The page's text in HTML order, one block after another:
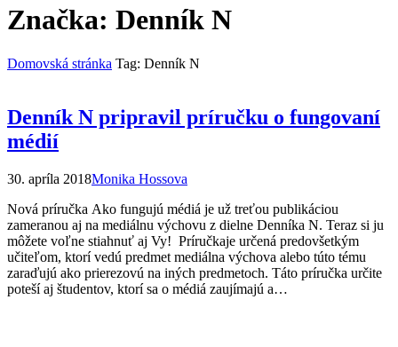
Značka: Denník N
Domovská stránka Tag: Denník N
Denník N pripravil príručku o fungovaní
médií
30. apríla 2018Monika Hossova
Nová príručka Ako fungujú médiá je už treťou publikáciou
zameranou aj na mediálnu výchovu z dielne Denníka N. Teraz si ju
môžete voľne stiahnuť aj Vy! Príručkaje určená predovšetkým
učiteľom, ktorí vedú predmet mediálna výchova alebo túto tému
zaraďujú ako prierezovú na iných predmetoch. Táto príručka určite
poteší aj študentov, ktorí sa o médiá zaujímajú a…